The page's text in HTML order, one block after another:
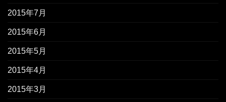
2015年7月
2015年6月
2015年5月
2015年4月
2015年3月